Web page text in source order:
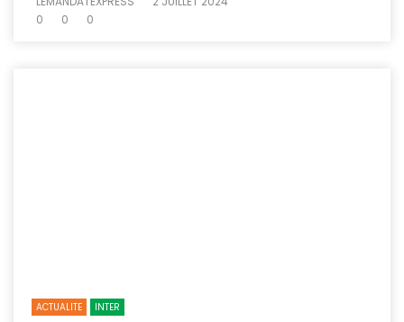
0
0 0
ACTUALITE INTER